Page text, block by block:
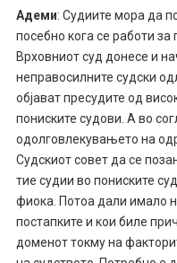
Адеми: Судиите мора да
посебно кога се работи за
Врховниот суд донесе и
неправосилните судски
објават пресудите од
пониските судови. А во
одолговлекувањето на
Судскиот совет да се
тие судии во пониските
фиока. Потоа дали имало
постапките и кои биле
доменот токму на